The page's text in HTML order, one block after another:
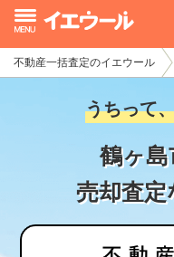
不動産一括査定のイエウール
うちって
鶴ヶ
売却査
イエウール加盟希望の不
初めての方へ
不動産売却の流れ
不動産の売却・一括査定
家査定シミュレーター